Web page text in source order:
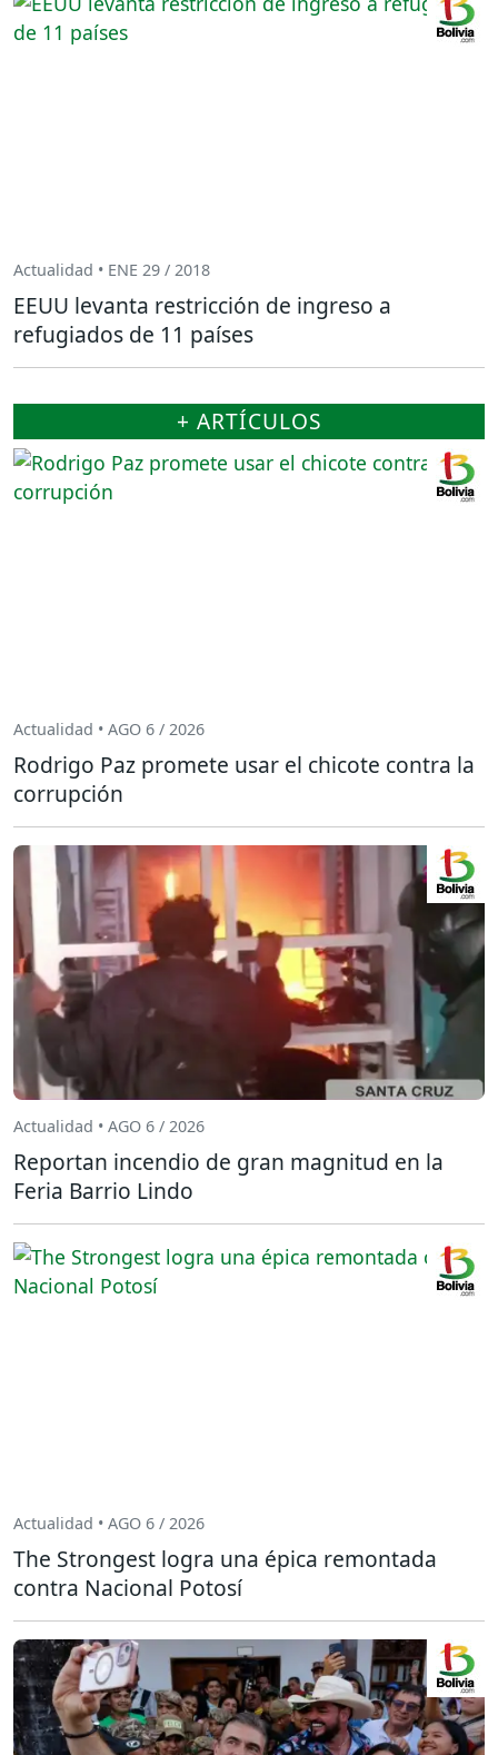
Actualidad • ENE 29 / 2018
EEUU levanta restricción de ingreso a
refugiados de 11 países
+ ARTÍCULOS
Actualidad • AGO 6 / 2026
Rodrigo Paz promete usar el chicote contra la
corrupción
Actualidad • AGO 6 / 2026
Reportan incendio de gran magnitud en la
Feria Barrio Lindo
Actualidad • AGO 6 / 2026
The Strongest logra una épica remontada
contra Nacional Potosí